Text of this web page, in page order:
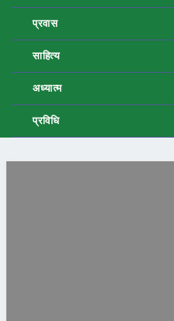
प्रवास
साहित्य
अध्यात्म
प्रविधि